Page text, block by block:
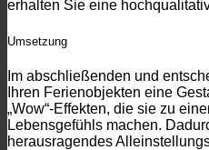
erhalten Sie eine
Umsetzung
Im abschließenden und
Ihren Ferienobjekten eine
„Wow“-Effekten, die sie zu
Lebensgefühls machen.
herausragendes